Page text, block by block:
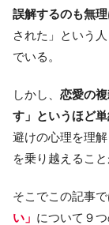
誤解するのも無
された」という人
でいる。
しかし、 恋愛の
す」というほど単
避けの心理を理
を乗り越えるこ
そこでこの記事で
い」 について９